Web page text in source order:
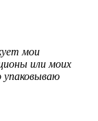
мои
или моих
упаковываю